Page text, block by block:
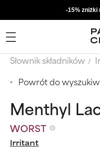
-15% zniżki
Słownik składników
Powrót do
Menthyl
WORST
Irritant